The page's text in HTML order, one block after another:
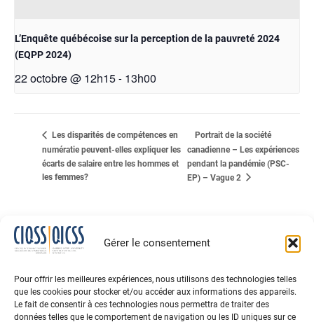
Gérer le consentement
Pour offrir les meilleures expériences, nous utilisons des technologies telles
que les cookies pour stocker et/ou accéder aux informations des appareils.
Le fait de consentir à ces technologies nous permettra de traiter des
données telles que le comportement de navigation ou les ID uniques sur ce
L’Enquête québécoise sur la perception de la pauvreté 2024
(EQPP 2024)
22 octobre @ 12h15- 13h00
Les disparités de compétences en
numératie peuvent-elles expliquer les
écarts de salaire entre les hommes et
les femmes?
Portrait de la société
canadienne – Les expériences
pendant la pandémie (PSC-
EP) – Vague 2